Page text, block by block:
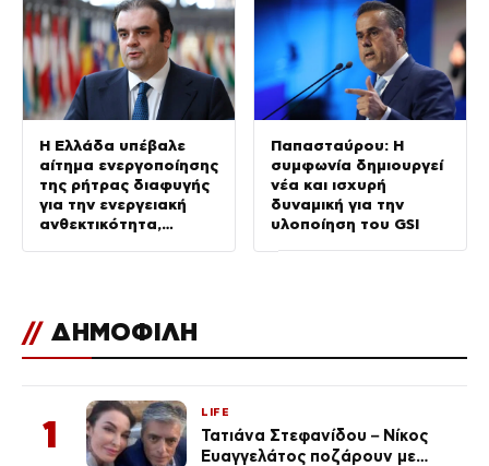
Η Ελλάδα υπέβαλε
αίτημα ενεργοποίησης
της ρήτρας διαφυγής
για την ενεργειακή
ανθεκτικότητα,
Παπασταύρου: Η
συμφωνία δημιουργεί
νέα και ισχυρή
δυναμική για την
υλοποίηση του GSI
// ΔΗΜΟΦΙΛΗ
1
LIFE
Τατιάνα Στεφανίδου – Νίκος
Ευαγγελάτος ποζάρουν με